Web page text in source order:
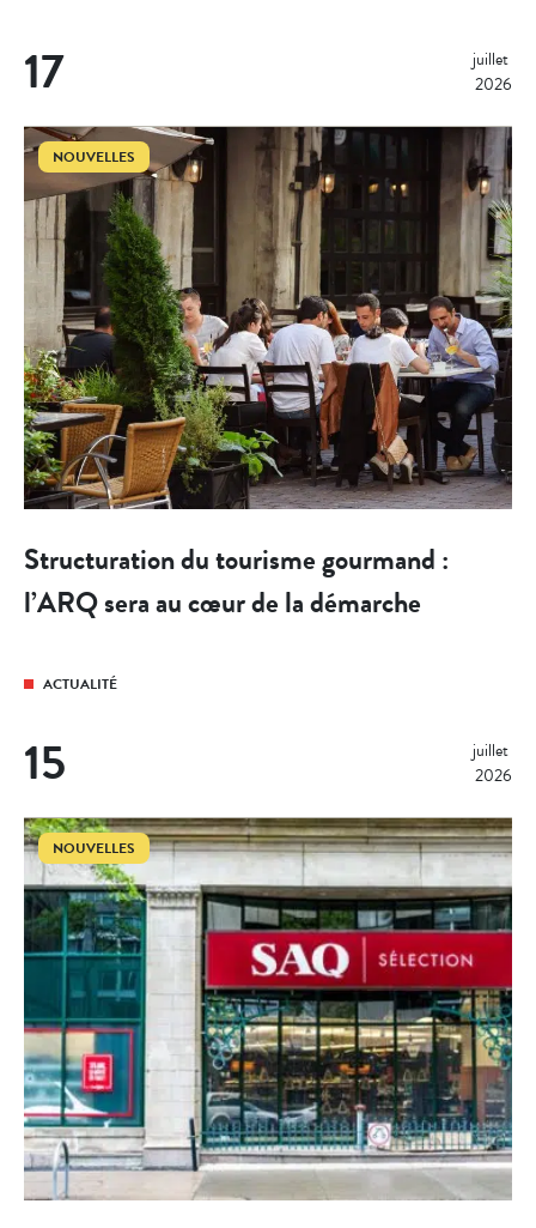
17
juillet
2026
NOUVELLES
Structuration du tourisme gourmand :
l’ARQ sera au cœur de la démarche
ACTUALITÉ
15
juillet
2026
NOUVELLES